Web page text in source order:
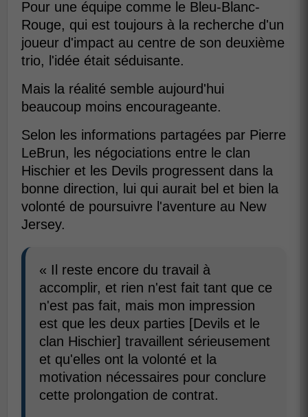
Pour une équipe comme le Bleu-Blanc-
Rouge, qui est toujours à la recherche d'un
joueur d'impact au centre de son deuxième
trio, l'idée était séduisante.
Mais la réalité semble aujourd'hui
beaucoup moins encourageante.
Selon les informations partagées par Pierre
LeBrun, les négociations entre le clan
Hischier et les Devils progressent dans la
bonne direction, lui qui aurait bel et bien la
volonté de poursuivre l'aventure au New
Jersey.
« Il reste encore du travail à
accomplir, et rien n'est fait tant que ce
n'est pas fait, mais mon impression
est que les deux parties [Devils et le
clan Hischier] travaillent sérieusement
et qu'elles ont la volonté et la
motivation nécessaires pour conclure
cette prolongation de contrat.